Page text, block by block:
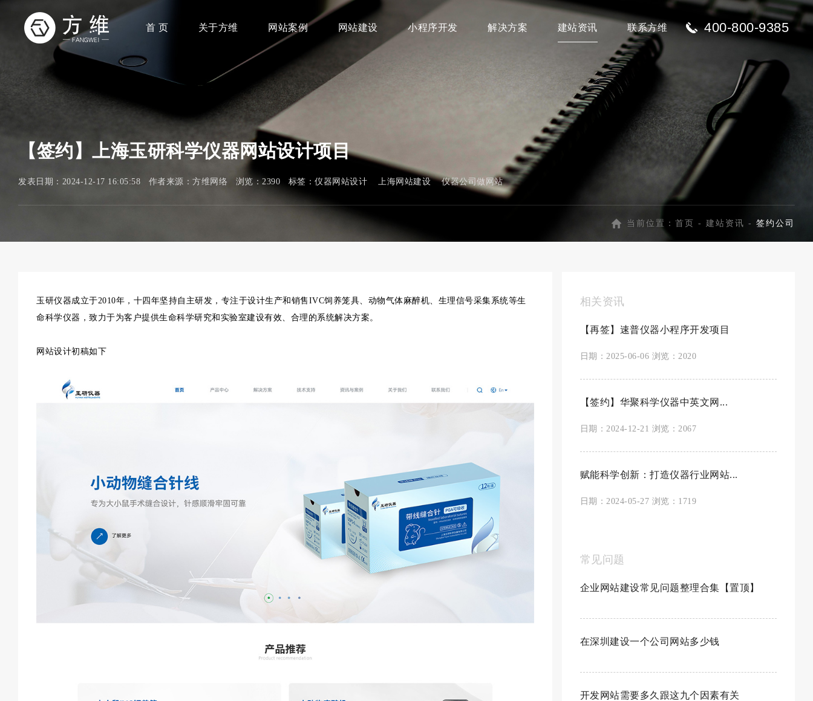
首 页 关于方维 网站案例 网站建设 小程序开发 解决方案 建站资讯 联系方维 400-800-9385
【签约】上海玉研科学仪器网站设计项目
发表日期：2024-12-17 16:05:58 作者来源：方维网络 浏览：2390 标签： 仪器网站设计 上海网站建设 仪器公司做网站
当前位置： 首页 - 建站资讯 - 签约公司
玉研仪器成立于2010年，十四年坚持自主研发，专注于设计生产和销售IVC饲养笼具、动物气体麻醉机、生理信号采集系统等生
命科学仪器，致力于为客户提供生命科学研究和实验室建设有效、合理的系统解决方案。
网站设计初稿如下
相关资讯
【再签】速普仪器小程序开发项目
日期：2025-06-06 浏览：2020
【签约】华聚科学仪器中英文网...
日期：2024-12-21 浏览：2067
赋能科学创新：打造仪器行业网站...
日期：2024-05-27 浏览：1719
常见问题
企业网站建设常见问题整理合集【置顶】
在深圳建设一个公司网站多少钱
开发网站需要多久跟这九个因素有关